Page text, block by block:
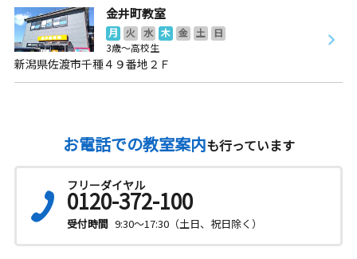
金井町教室
月 火 水 木 金 土
日
3歳～高校生
新潟県佐渡市千種４９番地２Ｆ
お電話での教室案内も行っています
フリーダイヤル
0120-372-100
受付時間 9:30～17:30（土日、祝日除く）